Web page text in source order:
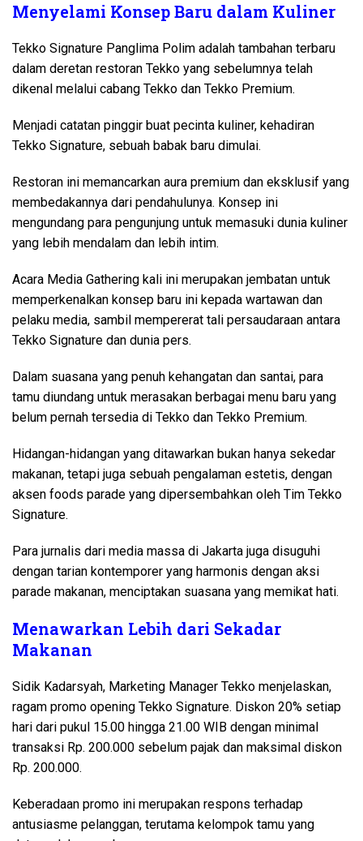
Menyelami Konsep Baru dalam Kuliner
Tekko Signature Panglima Polim adalah tambahan terbaru
dalam deretan restoran Tekko yang sebelumnya telah
dikenal melalui cabang Tekko dan Tekko Premium.
Menjadi catatan pinggir buat pecinta kuliner, kehadiran
Tekko Signature, sebuah babak baru dimulai.
Restoran ini memancarkan aura premium dan eksklusif yang
membedakannya dari pendahulunya. Konsep ini
mengundang para pengunjung untuk memasuki dunia kuliner
yang lebih mendalam dan lebih intim.
Acara Media Gathering kali ini merupakan jembatan untuk
memperkenalkan konsep baru ini kepada wartawan dan
pelaku media, sambil mempererat tali persaudaraan antara
Tekko Signature dan dunia pers.
Dalam suasana yang penuh kehangatan dan santai, para
tamu diundang untuk merasakan berbagai menu baru yang
belum pernah tersedia di Tekko dan Tekko Premium.
Hidangan-hidangan yang ditawarkan bukan hanya sekedar
makanan, tetapi juga sebuah pengalaman estetis, dengan
aksen foods parade yang dipersembahkan oleh Tim Tekko
Signature.
Para jurnalis dari media massa di Jakarta juga disuguhi
dengan tarian kontemporer yang harmonis dengan aksi
parade makanan, menciptakan suasana yang memikat hati.
Menawarkan Lebih dari Sekadar
Makanan
Sidik Kadarsyah, Marketing Manager Tekko menjelaskan,
ragam promo opening Tekko Signature. Diskon 20% setiap
hari dari pukul 15.00 hingga 21.00 WIB dengan minimal
transaksi Rp. 200.000 sebelum pajak dan maksimal diskon
Rp. 200.000.
Keberadaan promo ini merupakan respons terhadap
antusiasme pelanggan, terutama kelompok tamu yang